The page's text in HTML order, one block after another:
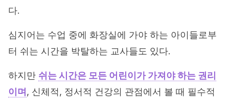
다.
심지어는 수업 중에 화장실에 가야 하는 아이들로부
터 쉬는 시간을 박탈하는 교사들도 있다.
하지만 쉬는 시간은 모든 어린이가 가져야 하는 권리
이며 , 신체적, 정서적 건강의 관점에서 볼 때 필수적